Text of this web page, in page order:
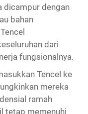
dicampur dengan
bahan
dari
fungsionalnya.
Tencel ke
mereka
ramah
tetap memenuhi